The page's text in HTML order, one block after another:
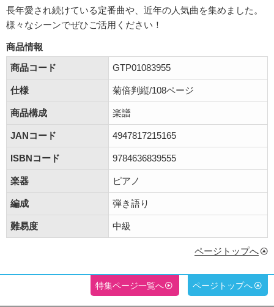
長年愛され続けている定番曲や、近年の人気曲を集めました。
様々なシーンでぜひご活用ください！
商品情報
商品コード
GTP01083955
仕様 菊倍判縦/108ページ
商品構成 楽譜
JANコード 4947817215165
ISBNコード 9784636839555
楽器 ピアノ
編成 弾き語り
難易度 中級
ページトップへ
特集ページ一覧へ ページトップへ